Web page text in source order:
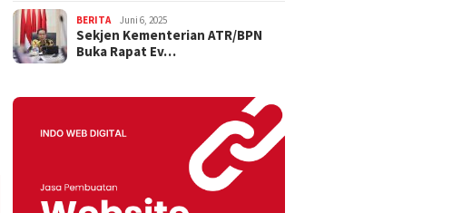
BERITA Juni 6, 2025
Sekjen Kementerian ATR/BPN
Buka Rapat Ev…